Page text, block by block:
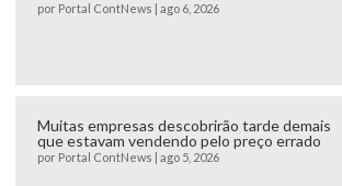
por Portal ContNews | ago 6, 2026
Muitas empresas descobrirão tarde demais
que estavam vendendo pelo preço errado
por Portal ContNews | ago 5, 2026